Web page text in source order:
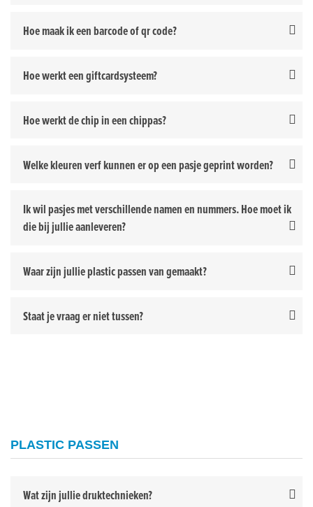
Hoe maak ik een barcode of qr code?
Hoe werkt een giftcardsysteem?
Hoe werkt de chip in een chippas?
Welke kleuren verf kunnen er op een pasje geprint worden?
Ik wil pasjes met verschillende namen en nummers. Hoe moet ik
die bij jullie aanleveren?
Waar zijn jullie plastic passen van gemaakt?
Staat je vraag er niet tussen?
PLASTIC PASSEN
Wat zijn jullie druktechnieken?